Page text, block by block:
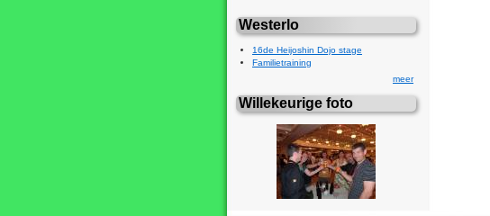
Westerlo
16de Heijoshin Dojo stage
Familietraining
meer
Willekeurige foto